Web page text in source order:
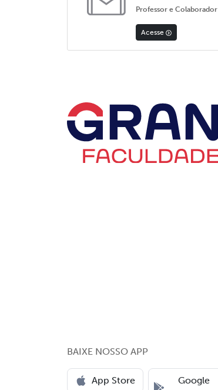
Professor e Colaborador
Acesse
BAIXE NOSSO APP
App Store
Google